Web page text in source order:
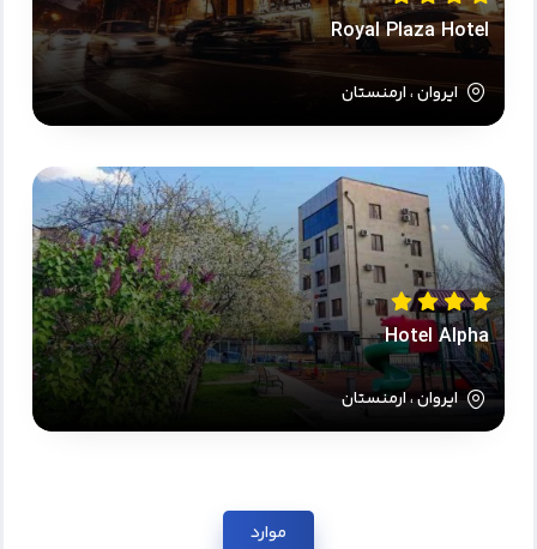
Royal Plaza Hotel
ایروان ، ارمنستان
Hotel Alpha
ایروان ، ارمنستان
موارد